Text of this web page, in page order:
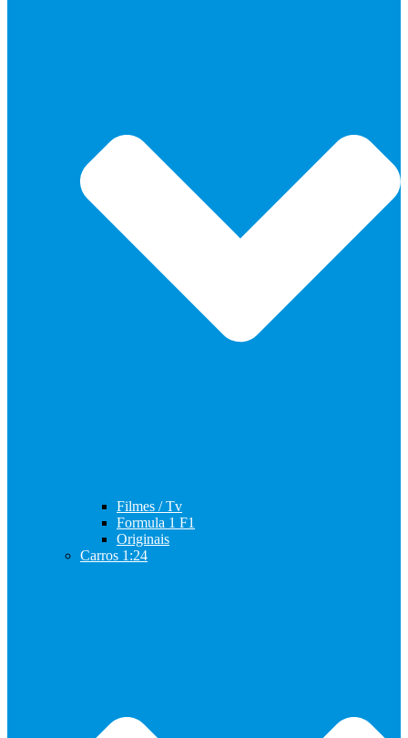
Filmes / Tv
Formula 1 F1
Originais
Carros 1:24